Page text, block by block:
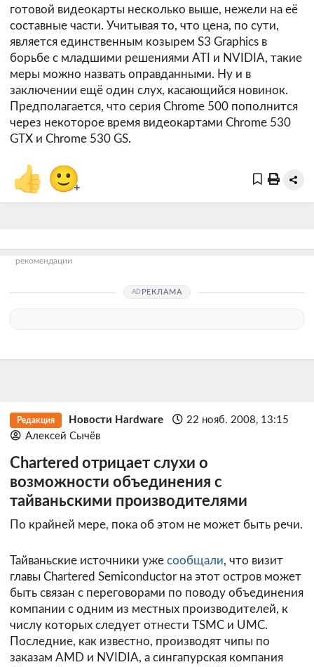
готовой видеокарты несколько выше, нежели на её
составные части. Учитывая то, что цена, по сути,
является единственным козырем S3 Graphics в
борьбе с младшими решениями ATI и NVIDIA, такие
меры можно назвать оправданными. Ну и в
заключении ещё один слух, касающийся новинок.
Предполагается, что серия Chrome 500 пополнится
через некоторое время видеокартами Chrome 530
GTX и Chrome 530 GS.
👍 🙂+
рекомендации
РЕКЛАМА
Редакция Новости Hardware
22 нояб. 2008, 13:15
Алексей Сычёв
Chartered отрицает слухи о
возможности объединения с
тайваньскими производителями
По крайней мере, пока об этом не может быть речи.
Тайваньские источники уже сообщали, что визит
главы Chartered Semiconductor на этот остров может
быть связан с переговорами по поводу объединения
компании с одним из местных производителей, к
числу которых следует отнести TSMC и UMC.
Последние, как известно, производят чипы по
заказам AMD и NVIDIA, а сингапурская компания